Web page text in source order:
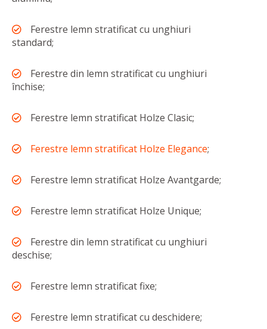
Ferestre lemn stratificat cu unghiuri
standard;
Ferestre din lemn stratificat cu unghiuri
închise;
Ferestre lemn stratificat Holze Clasic;
Ferestre lemn stratificat Holze Elegance;
Ferestre lemn stratificat Holze Avantgarde;
Ferestre lemn stratificat Holze Unique;
Ferestre din lemn stratificat cu unghiuri
deschise;
Ferestre lemn stratificat fixe;
Ferestre lemn stratificat cu deschidere;